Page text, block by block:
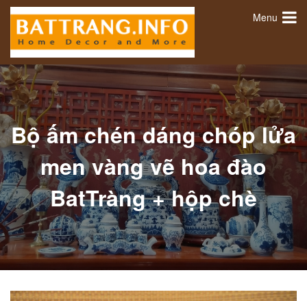
Menu
Bộ ấm chén dáng chóp lửa
men vàng vẽ hoa đào
BatTràng + hộp chè